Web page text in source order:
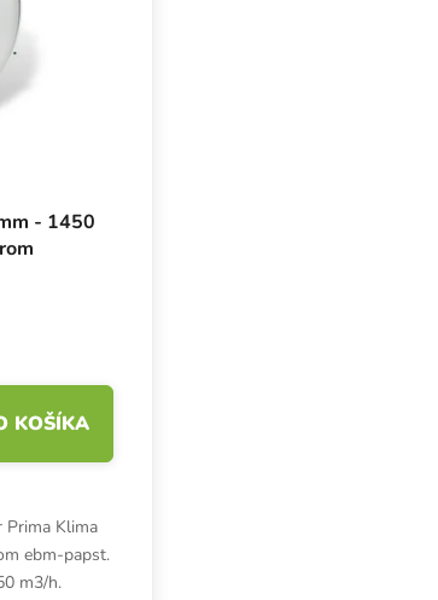
- 1450
KOŠÍKA
Prima Klima
ebm-papst.
m3/h.